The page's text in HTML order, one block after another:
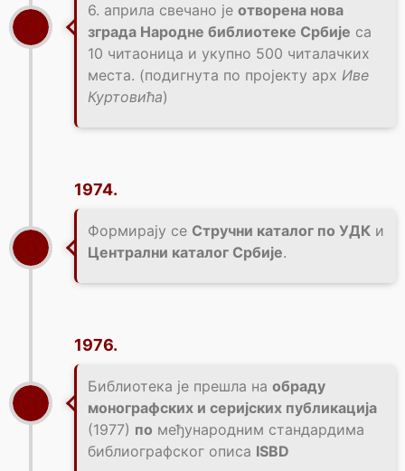
6. априла свечано је отворена нова
зграда Народне библиотеке Србије са
10 читаоница и укупно 500 читалачких
места. (подигнута по пројекту арх Иве
Куртовића)
1974.
Формирају се Стручни каталог по УДК и
Централни каталог Србије.
1976.
Библиотека је прешла на обраду
монографских и серијских публикација
(1977) по међународним стандардима
библиографског описа ISBD